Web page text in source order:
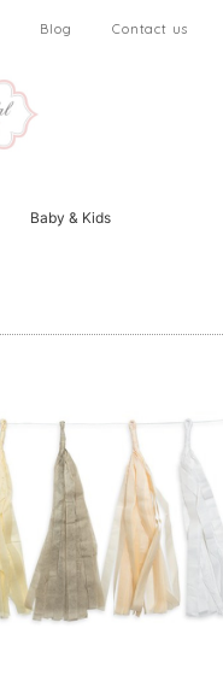
Blog Contact us
Baby & Kids